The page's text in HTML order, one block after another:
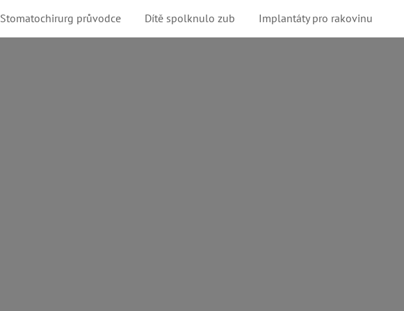
Stomatochirurg průvodce Dítě spolknulo zub Implantáty pro rakovinu